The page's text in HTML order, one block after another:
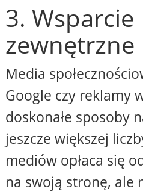
3. Wsparcie
zewnętrzne
Media
Google czy reklamy
doskonałe sposoby
jeszcze większej
mediów opłaca się
na swoją stronę, ale